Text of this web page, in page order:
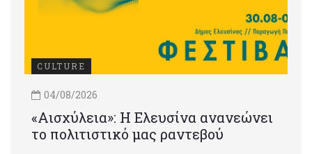
CULTURE
04/08/2026
«Αισχύλεια»: Η Ελευσίνα ανανεώνει
το πολιτιστικό μας ραντεβού